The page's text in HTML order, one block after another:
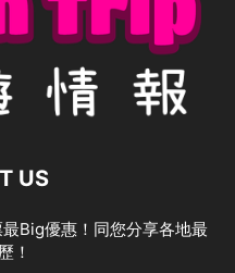
US
Big優惠！同您分享各地最
！